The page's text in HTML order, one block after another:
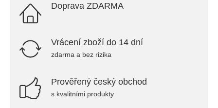
Doprava ZDARMA
Vrácení zboží do 14 dní
zdarma a bez rizika
Prověřený český obchod
s kvalitními produkty